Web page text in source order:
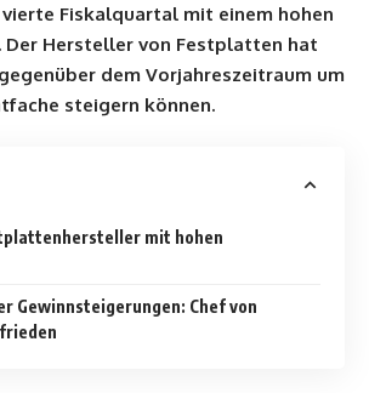
Fiskalquartal mit einem hohen
Der Hersteller von Festplatten hat
dem Vorjahreszeitraum um
steigern können.
mit hohen
Gewinnsteigerungen: Chef von